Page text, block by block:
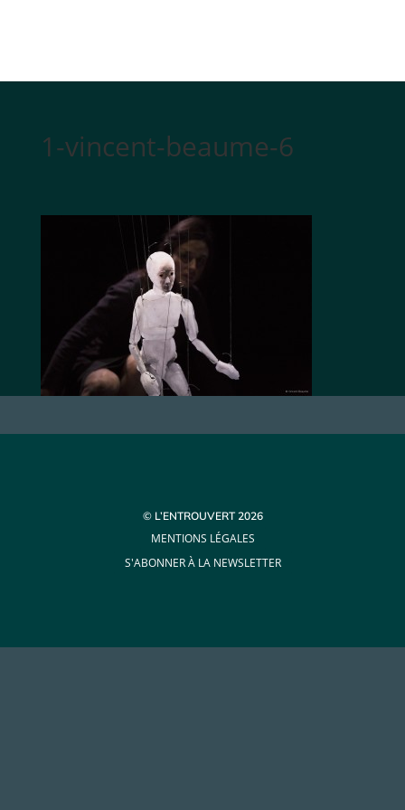
1-vincent-beaume-6
© L’ENTROUVERT 2026
MENTIONS LÉGALES
S'ABONNER À LA NEWSLETTER